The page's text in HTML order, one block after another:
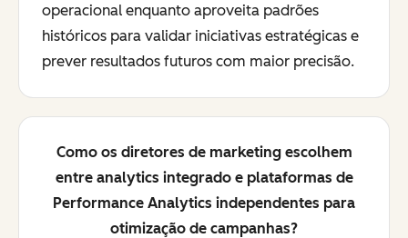
operacional enquanto aproveita padrões
históricos para validar iniciativas estratégicas e
prever resultados futuros com maior precisão.
Como os diretores de marketing escolhem
entre analytics integrado e plataformas de
Performance Analytics independentes para
otimização de campanhas?